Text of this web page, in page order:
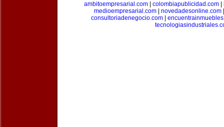
ambitoempresarial.com| colombiapublicidad.com|
medioempresarial.com| novedadesonline.com
consultoriadenegocio.com|